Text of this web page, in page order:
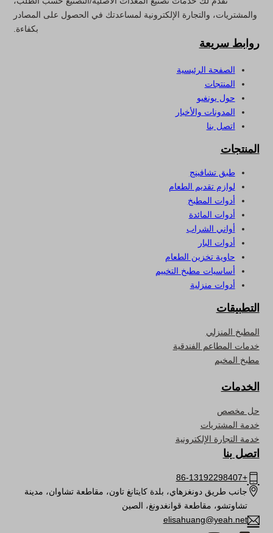
والمشتريات، والتجارة الإلكترونية لمساعدتك في الحصول على المصادر
بكفاءة.
روابط سريعة
الصفحة الرئيسية
المنتجات
حول يونغيو
المدونات والأخبار
اتصل بنا
المنتجات
طبق تشافينج
لوازم تقديم الطعام
أدوات المطبخ
أدوات المائدة
أواني الشراب
أدوات البار
حاوية تخزين الطعام
أساسيات مطبخ التخييم
أدوات منزلية
التطبيقات
المطبخ المنزلي
خدمات المطاعم الفندقية
مطبخ المخيم
الخدمات
حل مخصص
خدمة المشتريات
خدمة التجارة الإلكترونية
اتصل بنا
+86-13192298407
جانب طريق دونغزهاي، بلدة كايتانغ تاون، مقاطعة تشاوان، مدينة
تشاوتشو، مقاطعة قوانغدونغ، الصين
elisahuang@yeah.net